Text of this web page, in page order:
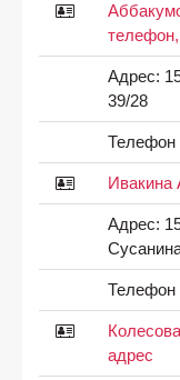
Адрес:
39/28
Телефон
Ивакина
Адрес:
Телефон
адрес